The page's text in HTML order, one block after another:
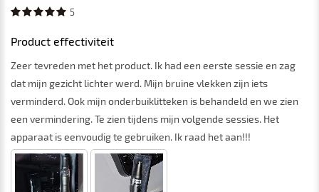
5
Product effectiviteit
Zeer tevreden met het product. Ik had een eerste sessie en zag
dat mijn gezicht lichter werd. Mijn bruine vlekken zijn iets
verminderd. Ook mijn onderbuiklitteken is behandeld en we zien
een vermindering. Te zien tijdens mijn volgende sessies. Het
apparaat is eenvoudig te gebruiken. Ik raad het aan!!!